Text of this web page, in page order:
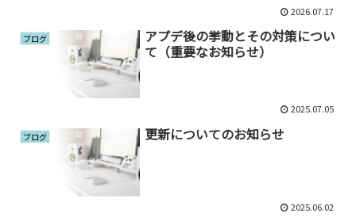
2026.07.17
ブログ
アプデ後の挙動とその対策につい
て（重要なお知らせ）
2025.07.05
ブログ 更新についてのお知らせ
2025.06.02